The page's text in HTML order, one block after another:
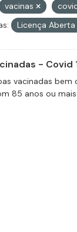
vacinas
Licença
- Covid
vacinadas
85 anos ou mais